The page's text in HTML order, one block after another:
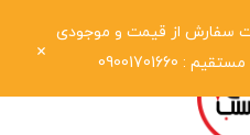
سفارش از قیمت و موجودی